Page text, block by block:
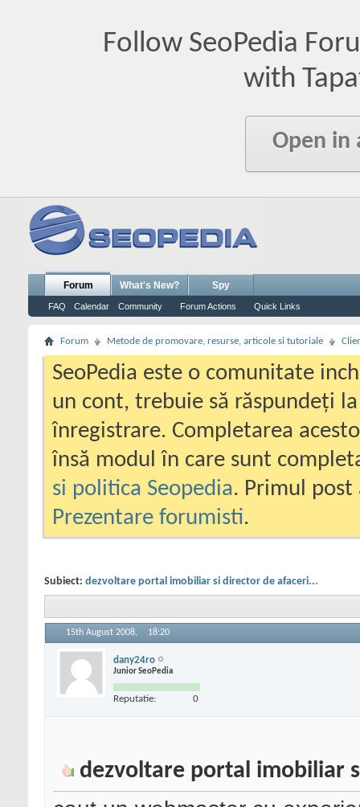
Follow SeoPedia
with
Open in
Forum
FAQ Calendar Community Forum Actions Quick Links
What's New? Spy
Forum Metode de promovare, resurse, articole si tutoriale
SeoPedia este o comunitate
un cont, trebuie să răspundeți
înregistrare. Completarea
însă modul în care sunt
si politica Seopedia. Primul
Prezentare forumisti.
Subiect: dezvoltare portal imobiliar si director de afaceri...
15th August 2008, 18:20
dany24ro
Junior SeoPedia
Reputatie: 0
dezvoltare portal imobiliar